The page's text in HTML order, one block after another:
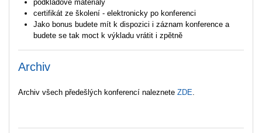
podkladové materiály
certifikát ze školení - elektronicky po konferenci
Jako bonus budete mít k dispozici i záznam konference a
budete se tak moct k výkladu vrátit i zpětně
Archiv
Archiv všech předešlých konferencí naleznete ZDE